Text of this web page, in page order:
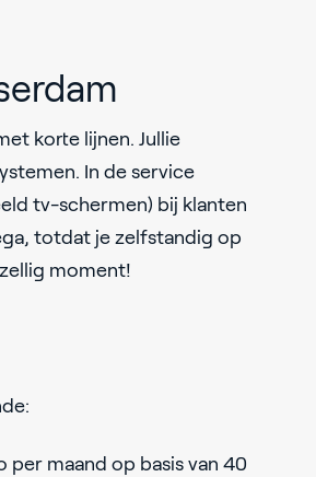
korte lijnen. Jullie
In de service
tv-schermen) bij klanten
totdat je zelfstandig op
moment!
per maand op basis van 40